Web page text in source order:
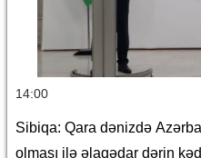
14:00
Sibiqa: Qara dənizdə
olması ilə əlaqədar dərin